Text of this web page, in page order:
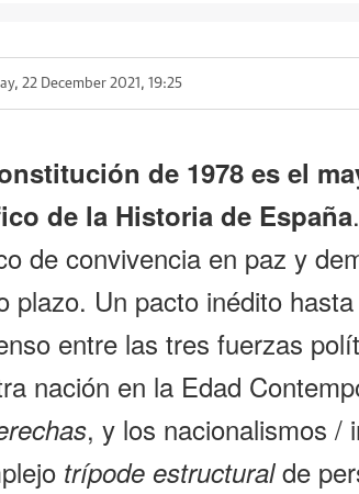
22 December 2021, 19:25
de 1978 es el
de la Historia de España
de convivencia en paz y
plazo. Un pacto inédito
entre las tres fuerzas
nación en la Edad
, y los nacionalismos /
trípode estructuralde